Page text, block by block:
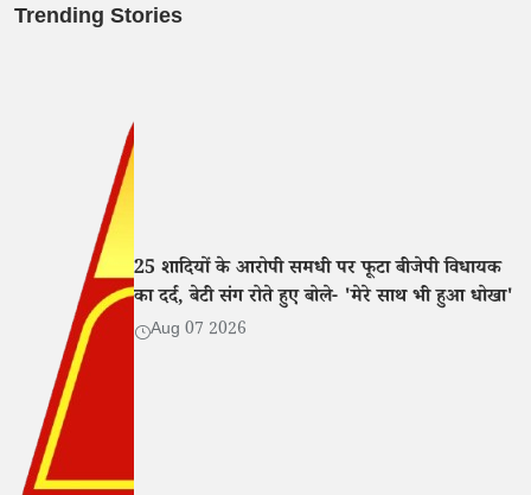
Trending Stories
25 शादियों के आरोपी समधी पर फूटा बीजेपी विधायक
का दर्द, बेटी संग रोते हुए बोले- 'मेरे साथ भी हुआ धोखा'
Aug 07 2026